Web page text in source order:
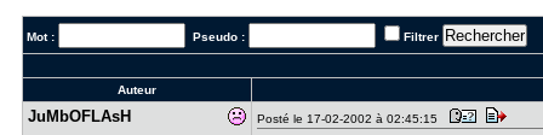
Mot : Pseudo : Filtrer
Auteur
JuMbOFLAsH Posté le 17-02-2002 à 02:45:15